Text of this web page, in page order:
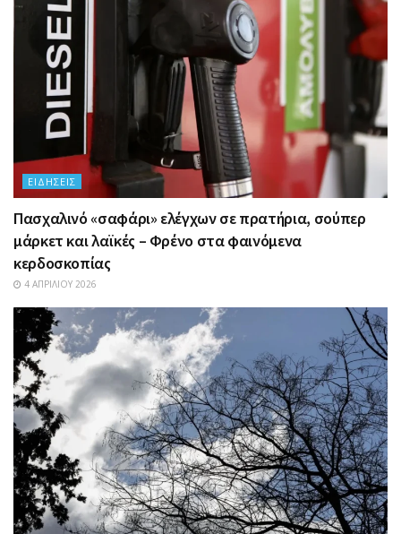
ΕΙΔΉΣΕΙΣ
Πασχαλινό «σαφάρι» ελέγχων σε πρατήρια, σούπερ
μάρκετ και λαϊκές – Φρένο στα φαινόμενα
κερδοσκοπίας
4 ΑΠΡΙΛΊΟΥ 2026